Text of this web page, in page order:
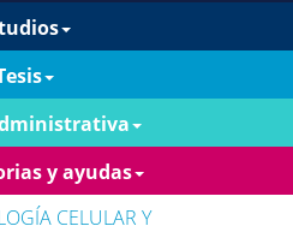
y ayudas
CELULAR Y